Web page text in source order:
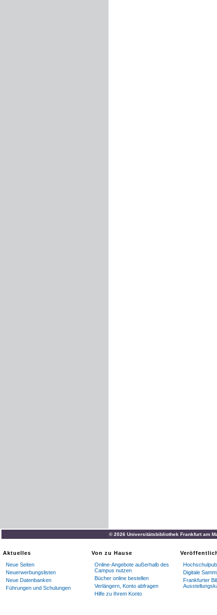
© 2026 Universitätsbibliothek Frankfurt am
Aktuelles
Neue Seiten
Neuerwerbungslisten
Neue Datenbanken
Führungen und Schulungen
Von zu Hause
Online-Angebote außerhalb des
Campus nutzen
Bücher online bestellen
Verlängern, Konto abfragen
Hilfe zu Ihrem Konto
Digitale
Frankfurter